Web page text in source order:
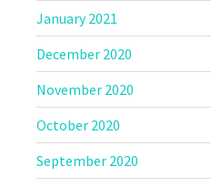
January 2021
December 2020
November 2020
October 2020
September 2020